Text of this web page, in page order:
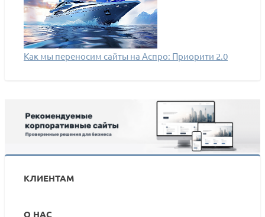
Как мы переносим сайты на Аспро: Приорити 2.0
КЛИЕНТАМ
О НАС